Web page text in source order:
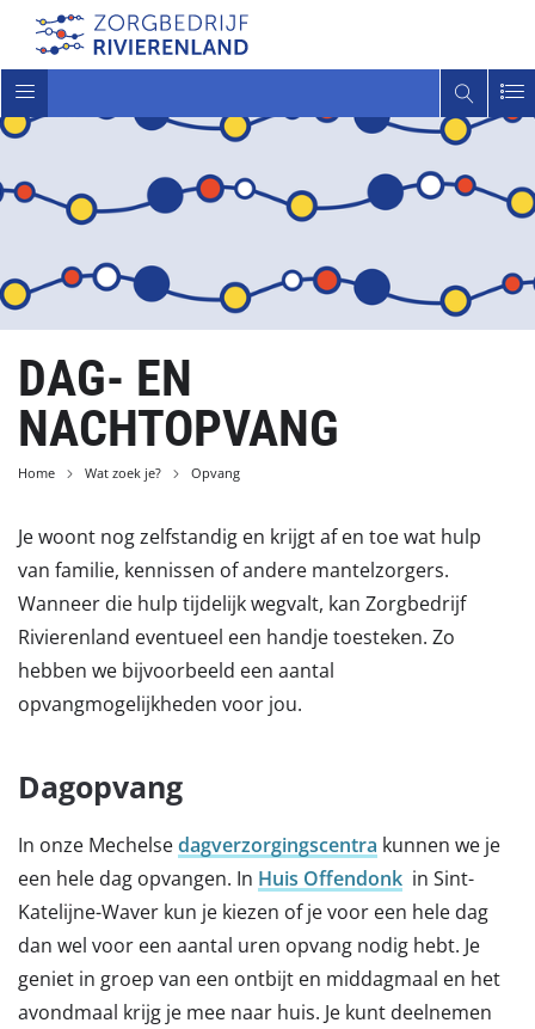
Toggle
navigatie
DAG- EN
NACHTOPVANG
Home Wat zoek je? Opvang
Je woont nog zelfstandig en krijgt af en toe wat hulp
van familie, kennissen of andere mantelzorgers.
Wanneer die hulp tijdelijk wegvalt, kan Zorgbedrijf
Rivierenland eventueel een handje toesteken. Zo
hebben we bijvoorbeeld een aantal
opvangmogelijkheden voor jou.
Dagopvang
In onze Mechelsedagverzorgingscentra kunnen we je
een hele dag opvangen. In Huis Offendonk in Sint-
Katelijne-Waver kun je kiezen of je voor een hele dag
dan wel voor een aantal uren opvang nodig hebt. Je
geniet in groep van een ontbijt en middagmaal en het
avondmaal krijg je mee naar huis. Je kunt deelnemen